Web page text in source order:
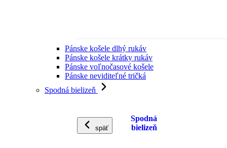
Pánske košele dlhý rukáv
Pánske košele krátky rukáv
Pánske voľnočasové košele
Pánske neviditeľné tričká
Spodná bielizeň
späť
Spodná
bielizeň